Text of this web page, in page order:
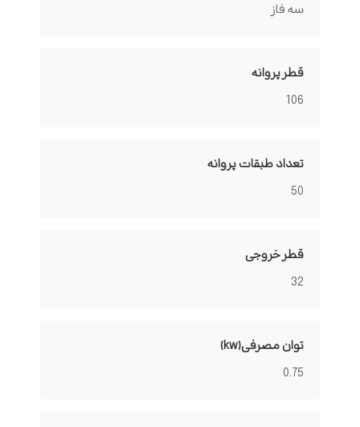
سه فاز
قطر پروانه
106
تعداد طبقات پروانه
50
قطر خروجی
32
توان مصرفی(kw)
0.75